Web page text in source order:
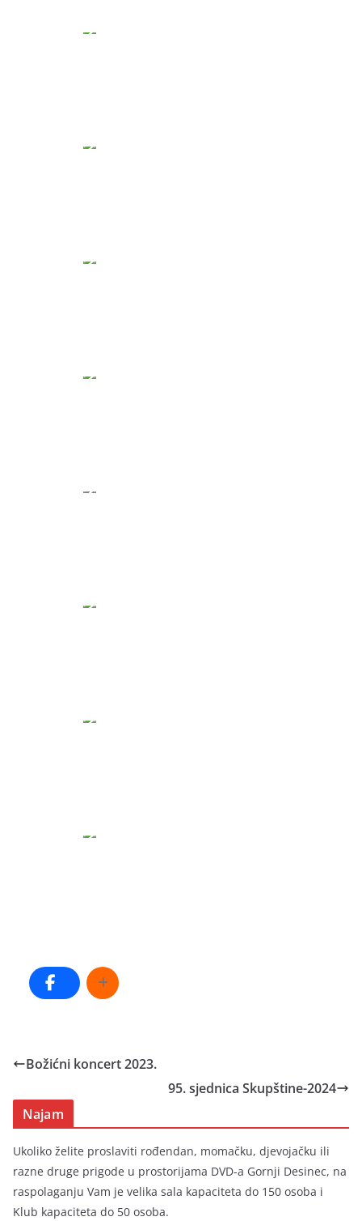
Božićni koncert 2023.
95. sjednica Skupštine-2024
Najam
Ukoliko želite proslaviti rođendan, momačku, djevojačku ili
razne druge prigode u prostorijama DVD-a Gornji Desinec, na
raspolaganju Vam je velika sala kapaciteta do 150 osoba i
Klub kapaciteta do 50 osoba.